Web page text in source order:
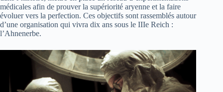
médicales afin de prouver la supériorité aryenne et la faire
évoluer vers la perfection. Ces objectifs sont rassemblés autour
d’une organisation qui vivra dix ans sous le IIIe Reich :
l’Ahnenerbe.